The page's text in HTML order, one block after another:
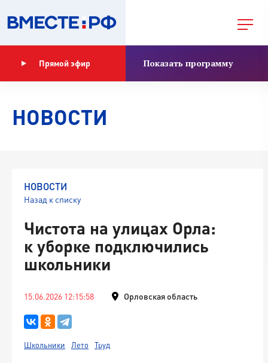
Прямой эфир Показать программу
НОВОСТИ
НОВОСТИ
Назад к списку
Чистота на улицах Орла:
к уборке подключились
школьники
15.06.2026 12:15:58 Орловская область
Школьники Лето Труд